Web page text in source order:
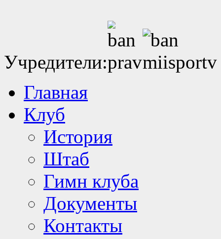
Учредители:
Главная
Клуб
История
Штаб
Гимн клуба
Документы
Контакты